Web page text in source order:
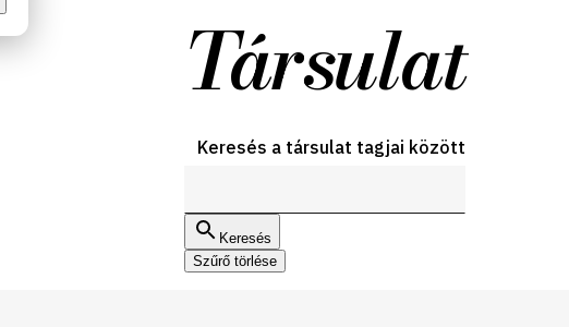
Társulat
Keresés a társulat tagjai között
Keresés
Szűrő törlése